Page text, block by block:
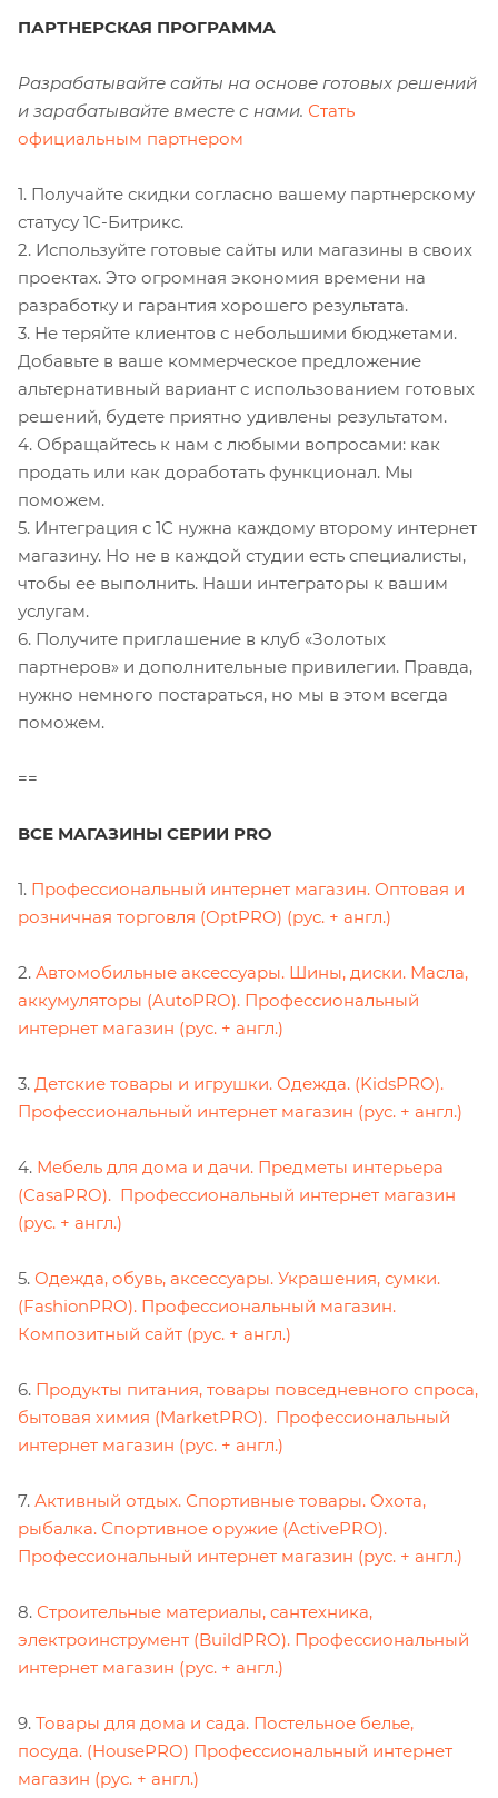
ПАРТНЕРСКАЯ ПРОГРАММА
Разрабатывайте сайты на основе готовых решений
и зарабатывайте вместе с нами. Стать
официальным партнером
1. Получайте скидки согласно вашему партнерскому
статусу 1С-Битрикс.
2. Используйте готовые сайты или магазины в своих
проектах. Это огромная экономия времени на
разработку и гарантия хорошего результата.
3. Не теряйте клиентов с небольшими бюджетами.
Добавьте в ваше коммерческое предложение
альтернативный вариант с использованием готовых
решений, будете приятно удивлены результатом.
4. Обращайтесь к нам с любыми вопросами: как
продать или как доработать функционал. Мы
поможем.
5. Интеграция с 1С нужна каждому второму интернет
магазину. Но не в каждой студии есть специалисты,
чтобы ее выполнить. Наши интеграторы к вашим
услугам.
6. Получите приглашение в клуб «Золотых
партнеров» и дополнительные привилегии. Правда,
нужно немного постараться, но мы в этом всегда
поможем.
==
ВСЕ МАГАЗИНЫ СЕРИИ PRO
1. Профессиональный интернет магазин. Оптовая и
розничная торговля (OptPRO) (рус. + англ.)
2. Автомобильные аксессуары. Шины, диски. Масла,
аккумуляторы (AutoPRO). Профессиональный
интернет магазин (рус. + англ.)
3. Детские товары и игрушки. Одежда. (KidsPRO).
Профессиональный интернет магазин (рус. + англ.)
4. Мебель для дома и дачи. Предметы интерьера
(CasaPRO). Профессиональный интернет магазин
(рус. + англ.)
5. Одежда, обувь, аксессуары. Украшения, сумки.
(FashionPRO). Профессиональный магазин.
Композитный сайт (рус. + англ.)
6. Продукты питания, товары повседневного спроса,
бытовая химия (MarketPRO). Профессиональный
интернет магазин (рус. + англ.)
7. Активный отдых. Спортивные товары. Охота,
рыбалка. Спортивное оружие (ActivePRO).
Профессиональный интернет магазин (рус. + англ.)
8. Строительные материалы, сантехника,
электроинструмент (BuildPRO). Профессиональный
интернет магазин (рус. + англ.)
9. Товары для дома и сада. Постельное белье,
посуда. (HousePRO) Профессиональный интернет
магазин (рус. + англ.)